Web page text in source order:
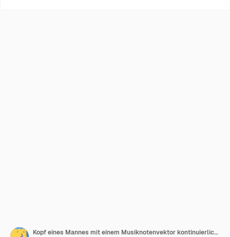
Kopf eines Mannes mit einem Musiknotenvektor kontinuierliche eine Linie